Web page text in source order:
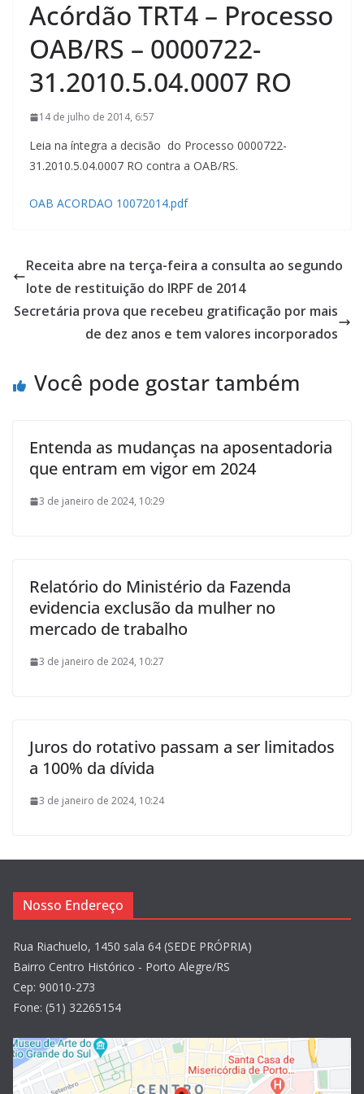
Acórdão TRT4 – Processo
OAB/RS – 0000722-
31.2010.5.04.0007 RO
14 de julho de 2014, 6:57
Leia na íntegra a decisão do Processo 0000722-
31.2010.5.04.0007 RO contra a OAB/RS.
OAB ACORDAO 10072014.pdf
Receita abre na terça-feira a consulta ao segundo
lote de restituição do IRPF de 2014
Secretária prova que recebeu gratificação por mais
de dez anos e tem valores incorporados
Você pode gostar também
Entenda as mudanças na aposentadoria
que entram em vigor em 2024
3 de janeiro de 2024, 10:29
Relatório do Ministério da Fazenda
evidencia exclusão da mulher no
mercado de trabalho
3 de janeiro de 2024, 10:27
Juros do rotativo passam a ser limitados
a 100% da dívida
3 de janeiro de 2024, 10:24
Nosso Endereço
Rua Riachuelo, 1450 sala 64 (SEDE PRÓPRIA)
Bairro Centro Histórico - Porto Alegre/RS
Cep: 90010-273
Fone: (51) 32265154